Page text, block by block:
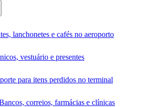
lanchonetes e cafés no aeroporto
vestuário e presentes
para itens perdidos no terminal
correios, farmácias e clínicas